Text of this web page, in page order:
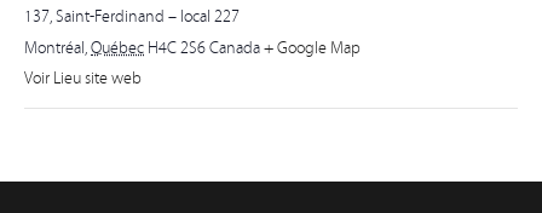
137, Saint-Ferdinand – local 227
Montréal,Québec H4C 2S6Canada+ Google Map
Voir Lieu site web